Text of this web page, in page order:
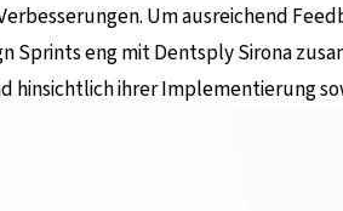
Um ausreichend
Sprints eng mit Dentsply Sirona
hinsichtlich ihrer Implementierung